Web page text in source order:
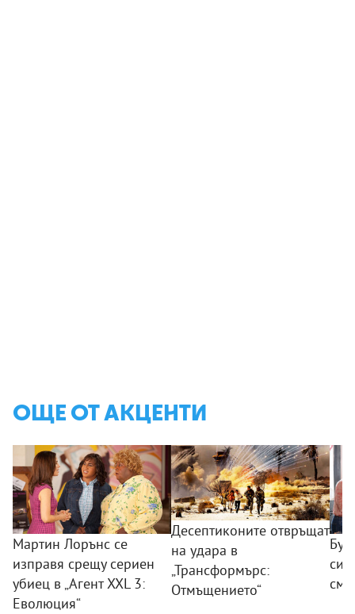
ОЩЕ ОТ АКЦЕНТИ
Мартин Лорънс се
изправя срещу сериен
убиец в „Агент XXL 3:
Еволюция“
Десептиконите отвръщат
на удара в
„Трансформърс:
Отмъщението“